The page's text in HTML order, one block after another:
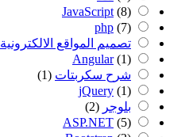
JavaScript (8)
php (7)
تصميم المواقع الالكترونية
Angular (1)
شرح سكربتات (1)
jQuery (1)
بلوجر (2)
ASP.NET (5)